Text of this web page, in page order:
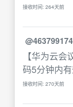
接收时间: 264天前
【华为云
码5分钟内
接收时间: 270天前